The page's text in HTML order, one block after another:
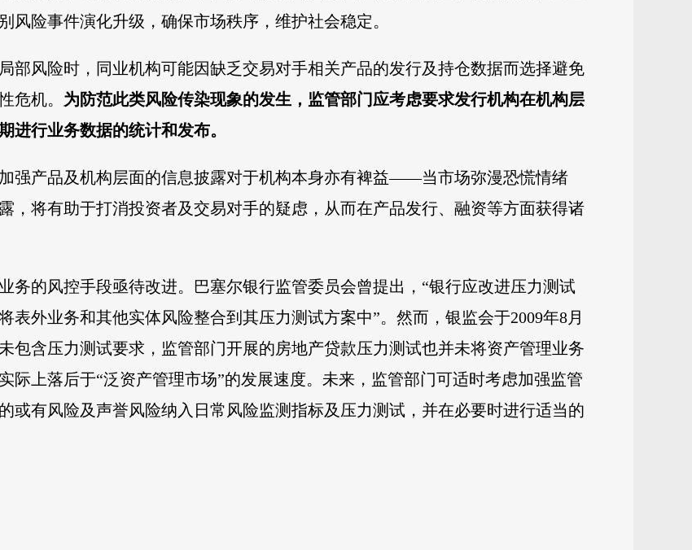
风险事件演化升级，确保市场秩序，维护社会稳定。
部风险时，同业机构可能因缺乏交易对手相关产品的发行及持仓数据而选择避免
危机。 为防范此类风险传染现象的发生，监管部门应考虑要求发行机构在机构层
进行业务数据的统计和发布。
强产品及机构层面的信息披露对于机构本身亦有裨益——当市场弥漫恐慌情绪
，将有助于打消投资者及交易对手的疑虑，从而在产品发行、融资等方面获得诸
务的风控手段亟待改进。巴塞尔银行监管委员会曾提出，“银行应改进压力测试
表外业务和其他实体风险整合到其压力测试方案中”。然而，银监会于2009年8月
包含压力测试要求，监管部门开展的房地产贷款压力测试也并未将资产管理业务
际上落后于“泛资产管理市场”的发展速度。未来，监管部门可适时考虑加强监管
或有风险及声誉风险纳入日常风险监测指标及压力测试，并在必要时进行适当的